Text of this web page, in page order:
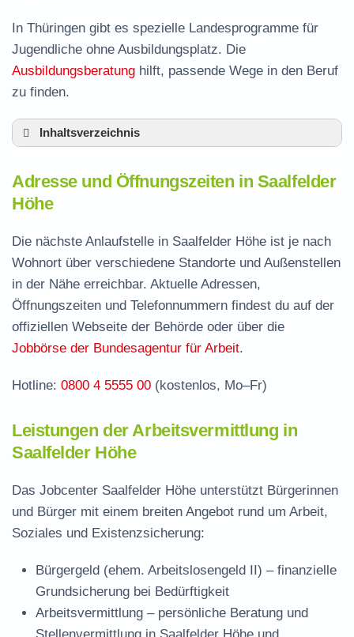
In Thüringen gibt es spezielle Landesprogramme für
Jugendliche ohne Ausbildungsplatz. Die
Ausbildungsberatung hilft, passende Wege in den Beruf
zu finden.
Inhaltsverzeichnis
Höhe
Höhe
Termin vereinbaren und Bürgergeld beantragen
Jobcenter Saalfeld-Rudolstadt – zuständige
Stelle
Stellenangebote und Jobbörse in Saalfelder
Häufige Fragen rund ums Jobcenter
Adresse und Öffnungszeiten in Saalfelder
Höhe
Die nächste Anlaufstelle in Saalfelder Höhe ist je nach
Wohnort über verschiedene Standorte und Außenstellen
in der Nähe erreichbar. Aktuelle Adressen,
Öffnungszeiten und Telefonnummern findest du auf der
offiziellen Webseite der Behörde oder über die
Jobbörse der Bundesagentur für Arbeit.
Hotline: 0800 4 5555 00 (kostenlos, Mo–Fr)
Leistungen der Arbeitsvermittlung in
Saalfelder Höhe
Das Jobcenter Saalfelder Höhe unterstützt Bürgerinnen
und Bürger mit einem breiten Angebot rund um Arbeit,
Soziales und Existenzsicherung:
Bürgergeld (ehem. Arbeitslosengeld II) – finanzielle
Grundsicherung bei Bedürftigkeit
Arbeitsvermittlung – persönliche Beratung und